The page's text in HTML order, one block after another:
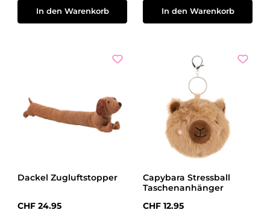
In den Warenkorb In den Warenkorb
Dackel Zugluftstopper
Regulärer Preis:
CHF 24.95
Capybara Stressball
Taschenanhänger
Regulärer Preis:
CHF 12.95